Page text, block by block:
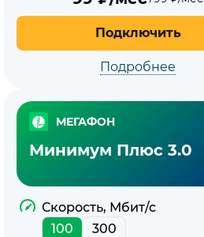
Подключить
Подробнее
МЕГАФОН
Минимум Плюс 3.0
Скорость, Мбит/с
100
300